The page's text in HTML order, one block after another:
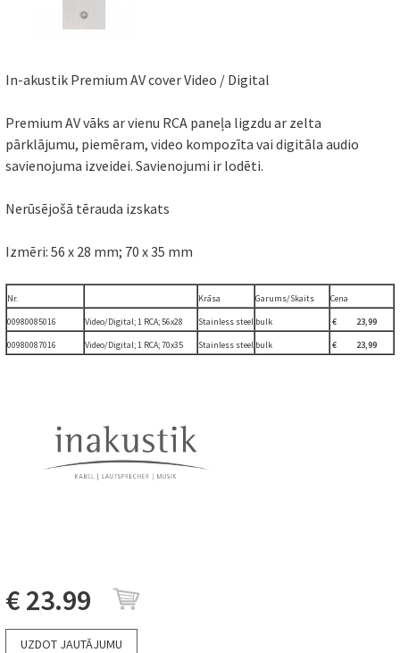
In-akustik Premium AV cover Video / Digital
Premium AV vāks ar vienu RCA paneļa ligzdu ar zelta
pārklājumu, piemēram, video kompozīta vai digitāla audio
savienojuma izveidei. Savienojumi ir lodēti.
Nerūsējošā tērauda izskats
Izmēri: 56 x 28 mm; 70 x 35 mm
Nr. Krāsa Garums/Skaits
Cena
00980085016
Video/Digital; 1 RCA; 56x28 Stainless steel bulk
€ 23,99
00980087016
Video/Digital; 1 RCA; 70x35 Stainless steel bulk € 23,99
€ 23.99
UZDOT JAUTĀJUMU